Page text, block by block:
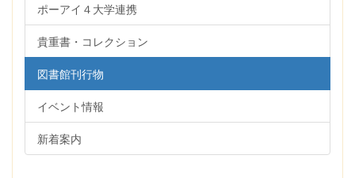
ポーアイ４大学連携
貴重書・コレクション
図書館刊行物
イベント情報
新着案内